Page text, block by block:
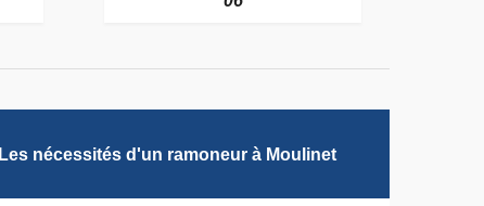
Les nécessités d'un ramoneur à Moulinet